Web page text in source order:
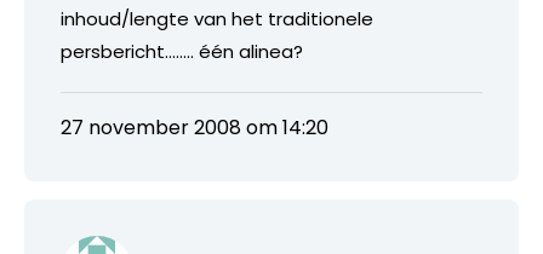
inhoud/lengte van het traditionele
persbericht…….. één alinea?
27 november 2008 om 14:20